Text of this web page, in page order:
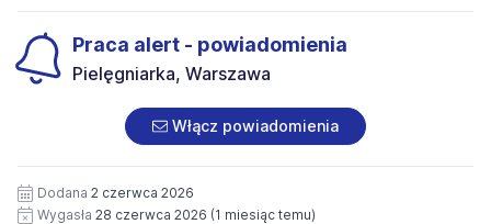
Praca alert - powiadomienia
Pielęgniarka, Warszawa
Włącz powiadomienia
Dodana 2 czerwca 2026
Wygasła 28 czerwca 2026 (1 miesiąc temu)